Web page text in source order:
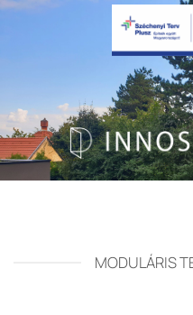
Skip
MODULÁRIS